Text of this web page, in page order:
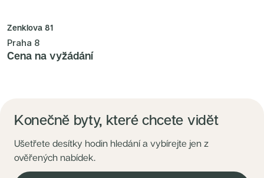
Zenklova 81
Praha 8
Cena na vyžádání
Konečně byty, které chcete vidět
Ušetřete desítky hodin hledání a vybírejte jen z
ověřených nabídek.